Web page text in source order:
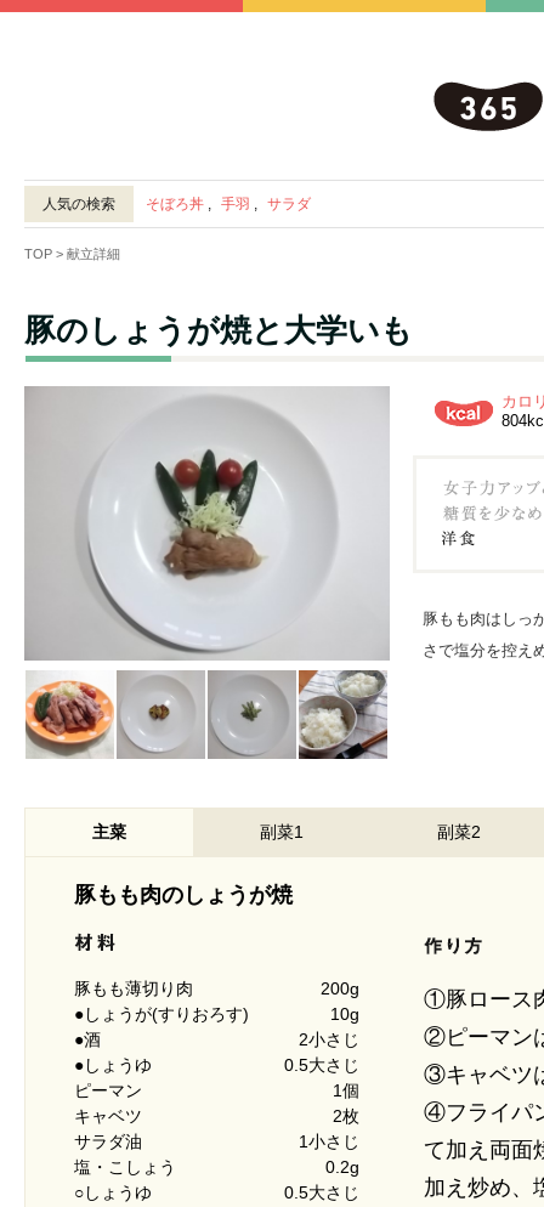
人気の検索 そぼろ丼 , 手羽 , サラダ
TOP > 献立詳細
豚のしょうが焼と大学いも
カロ
豚もも肉はしっ
さで塩分を控え
主菜 副菜1 副菜2
豚もも肉のしょうが焼
豚もも薄切り肉
200g
●しょうが(すりおろす)
10g
●酒
2小さじ
●しょうゆ
0.5大さじ
ピーマン
1個
キャベツ
2枚
サラダ油
1小さじ
塩・こしょう
0.2g
○しょうゆ
0.5大さじ
①豚ロース
②ピーマン
③キャベツ
④フライパ
て加え両面
加え炒め、